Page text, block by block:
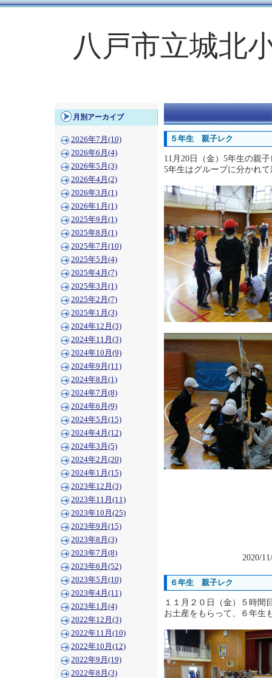
八戸市立城北
月別アーカイブ
2026年7月(10)
2026年6月(4)
2026年5月(3)
2026年4月(2)
2026年3月(1)
2026年1月(1)
2025年9月(1)
2025年8月(1)
2025年7月(10)
2025年5月(4)
2025年4月(7)
2025年3月(1)
2025年2月(7)
2025年1月(3)
2024年12月(3)
2024年11月(3)
2024年10月(9)
2024年9月(11)
2024年8月(1)
2024年7月(8)
2024年6月(9)
2024年5月(15)
2024年4月(12)
2024年3月(5)
2024年2月(20)
2024年1月(15)
2023年12月(3)
2023年11月(11)
2023年10月(25)
2023年9月(15)
2023年8月(3)
2023年7月(8)
2023年6月(52)
2023年5月(10)
2023年4月(11)
2023年1月(4)
2022年12月(3)
2022年11月(10)
2022年10月(12)
2022年9月(19)
2022年8月(3)
５年生 親子レク
11月20日（金）5年生の親
5年生はグループに分かれ
2020/
６年生 親子レク
１１月２０日（金）５時間
お土産をもらって、６年生